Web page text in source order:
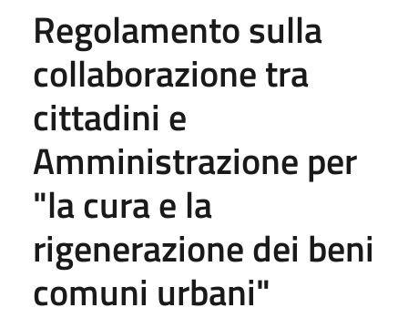
Regolamento sulla
collaborazione tra
cittadini e
Amministrazione per
"la cura e la
rigenerazione dei beni
comuni urbani"